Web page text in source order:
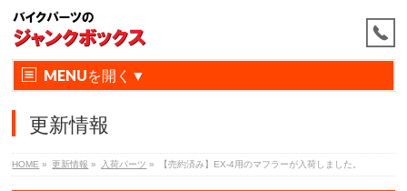
MENU
更新情報
HOME » 更新情報 » 入荷パーツ » 【売約済み】EX-4用のマフラーが入荷しました。